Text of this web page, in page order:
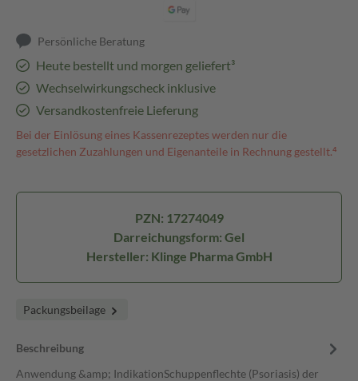
Persönliche Beratung
Heute bestellt und morgen geliefert³
Wechselwirkungscheck inklusive
Versandkostenfreie Lieferung
Bei der Einlösung eines Kassenrezeptes werden nur die
gesetzlichen Zuzahlungen und Eigenanteile in Rechnung gestellt.⁴
PZN: 17274049
Darreichungsform: Gel
Hersteller: Klinge Pharma GmbH
Packungsbeilage
Beschreibung
Anwendung &amp; IndikationSchuppenflechte (Psoriasis) der